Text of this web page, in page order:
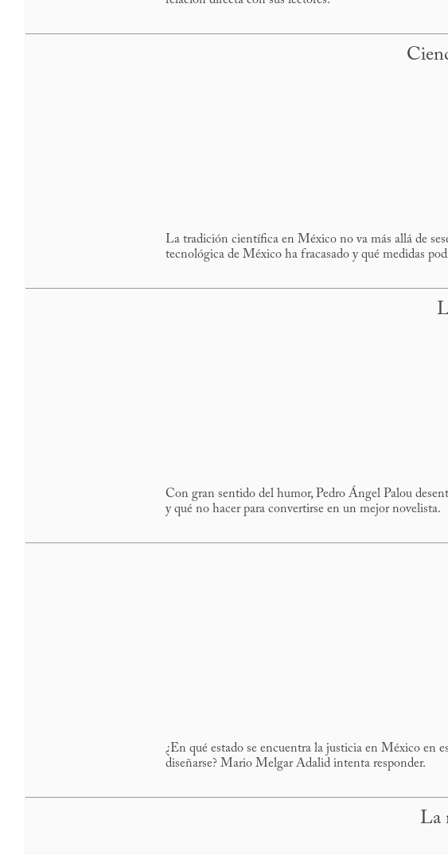
La tradición científica en México no va más allá de
tecnológica de México ha fracasado y qué medidas
Con gran sentido del humor, Pedro Ángel Palou
y qué no hacer para convertirse en un mejor novelista.
¿En qué estado se encuentra la justicia en México en
diseñarse? Mario Melgar Adalid intenta responder.
La